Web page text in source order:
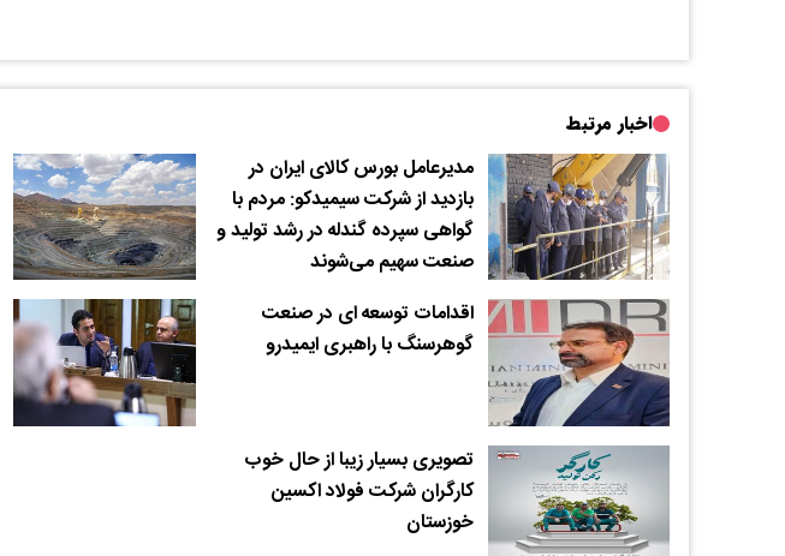
اخبار مرتبط
مدیرعامل بورس کالای ایران در
بازدید از شرکت سیمیدکو: مردم با
گواهی سپرده گندله در رشد تولید و
صنعت سهیم می‌شوند
اقدامات توسعه ای در صنعت
گوهرسنگ با راهبری ایمیدرو
تصویری بسیار زیبا از حال خوب
کارگران شرکت فولاد اکسین
خوزستان